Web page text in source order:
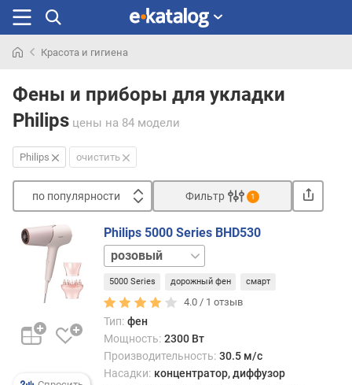
раньше
Красота и гигиена
Фены и приборы для укладки
Philips цены на 84 модели
Philips очистить
по популярности
п
у
л
Фильтр 1
Philips 5000 Series BHD530
графит
синий
фиолетовый
черный
5000 Series дорожный фен смарт
4.0 / 1 отзыв
Тип: фен
Мощность: 2300 Вт
Производительность: 30.5 м/с
Насадки: концентратор, диффузор